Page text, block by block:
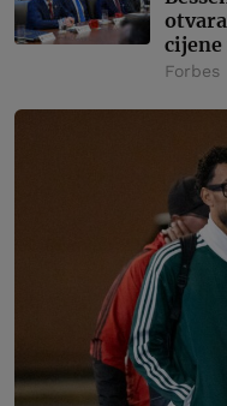
cijene
Forbes